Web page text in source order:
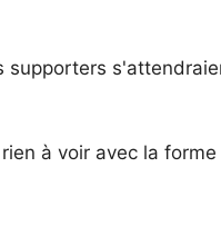
à voir avec la